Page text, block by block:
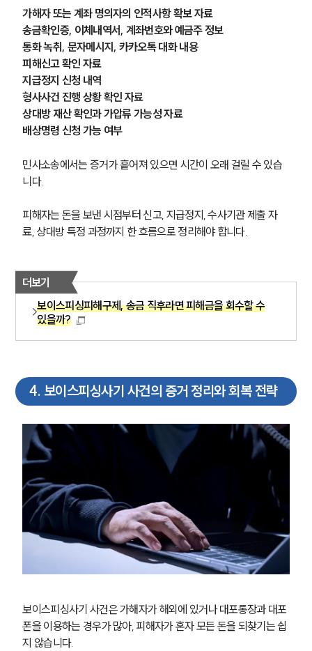
형사전문변호사
언론보도
공지사항
뉴스레터/브로슈어
세미나
대륜법률상담예약
가해자 또는 계좌 명의자의 인적사항 확보 자료
송금확인증, 이체내역서, 계좌번호와 예금주 정보
통화 녹취, 문자메시지, 카카오톡 대화 내용
피해신고 확인 자료
지급정지 신청 내역
형사사건 진행 상황 확인 자료
상대방 재산 확인과 가압류 가능성 자료
배상명령 신청 가능 여부
민사소송에서는 증거가 흩어져 있으면 시간이 오래 걸릴 수 있습
니다.
피해자는 돈을 보낸 시점부터 신고, 지급정지, 수사기관 제출 자
료, 상대방 특정 과정까지 한 흐름으로 정리해야 합니다.
더보기
보이스피싱피해구제, 송금 직후라면 피해금을 회수할 수
있을까?
4. 보이스피싱사기 사건의 증거 정리와 회복 전략
보이스피싱사기 사건은 가해자가 해외에 있거나 대포통장과 대포
폰을 이용하는 경우가 많아, 피해자가 혼자 모든 돈을 되찾기는 쉽
지 않습니다.